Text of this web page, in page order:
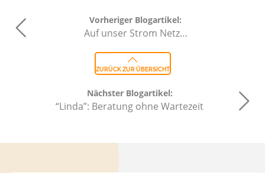
Vorheriger Blogartikel:
Auf unser Strom Netz…
ZURÜCK ZUR ÜBERSICHT
Nächster Blogartikel:
“Linda”: Beratung ohne Wartezeit